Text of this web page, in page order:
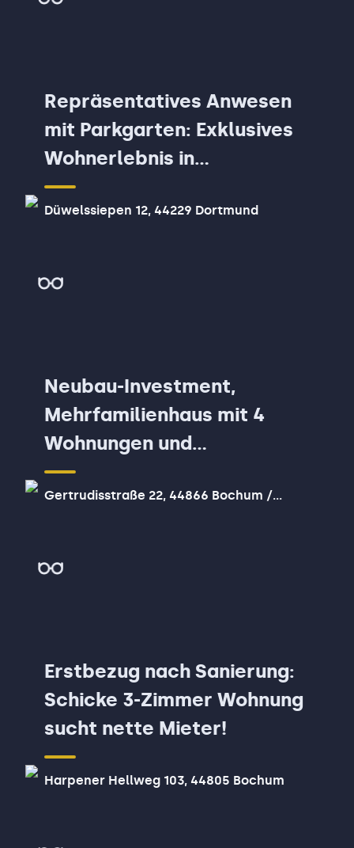
Repräsentatives Anwesen
mit Parkgarten: Exklusives
Wohnerlebnis in
Dortmunder Süden
Düwelssiepen 12, 44229 Dortmund
Neubau-Investment,
Mehrfamilienhaus mit 4
Wohnungen und
Förderoption in Bochum
Gertrudisstraße 22, 44866 Bochum /
Erstbezug nach Sanierung:
Schicke 3-Zimmer Wohnung
sucht nette Mieter!
Harpener Hellweg 103, 44805 Bochum